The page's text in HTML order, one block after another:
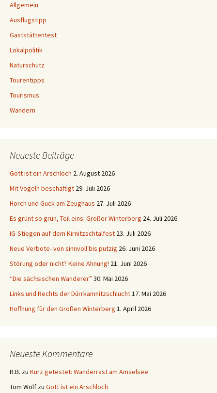
Allgemein
Ausflugstipp
Gaststättentest
Lokalpolitik
Naturschutz
Tourentipps
Tourismus
Wandern
Neueste Beiträge
Gott ist ein Arschloch 2. August 2026
Mit Vögeln beschäftigt 29. Juli 2026
Horch und Guck am Zeughaus 27. Juli 2026
Es grünt so grün, Teil eins: Großer Winterberg 24. Juli 2026
IG-Stiegen auf dem Kirnitzschtalfest 23. Juli 2026
Neue Verbote–von sinnvoll bis putzig 26. Juni 2026
Störung oder nicht? Keine Ahnung! 21. Juni 2026
“Die sächsischen Wanderer” 30. Mai 2026
Links und Rechts der Dürrkamnitzschlucht17. Mai 2026
Hoffnung für den Großen Winterberg 1. April 2026
Neueste Kommentare
R.B. zu Kurz getestet: Wanderrast am Amselsee
Tom Wolf zu Gott ist ein Arschloch